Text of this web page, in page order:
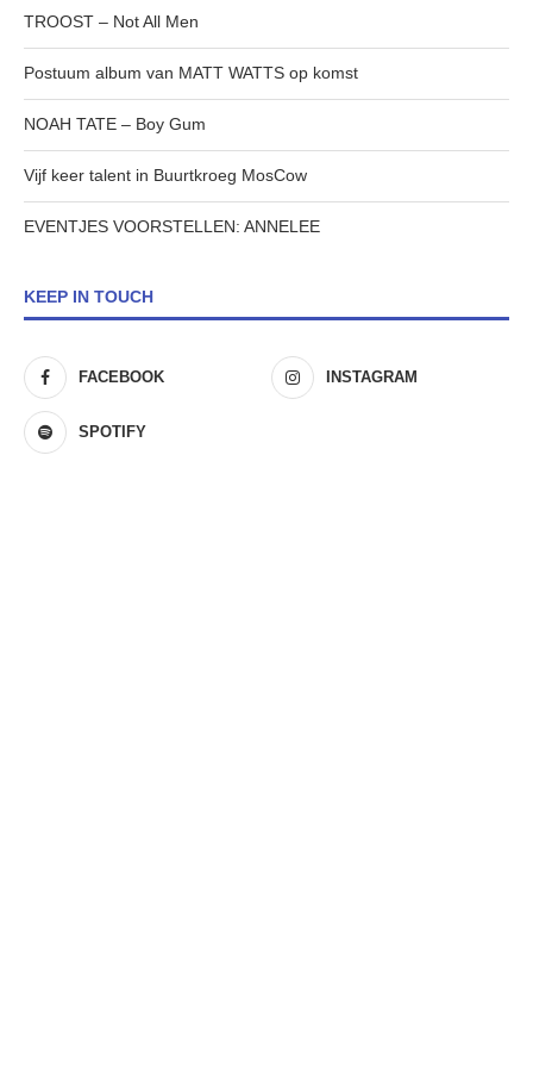
TROOST – Not All Men
Postuum album van MATT WATTS op komst
NOAH TATE – Boy Gum
Vijf keer talent in Buurtkroeg MosCow
EVENTJES VOORSTELLEN: ANNELEE
KEEP IN TOUCH
FACEBOOK INSTAGRAM
SPOTIFY